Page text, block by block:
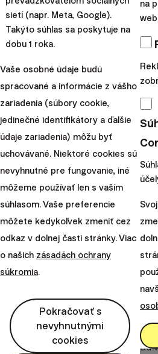
si pri padajúcich trhoch znížiť,
poklese burzy o 20% iba 75%
poklese o viac ako 30% by ste
mesačná renta 400 eur,
trhoch iba 300 eur, resp. 200 eur.
Pokiaľ si nemusíte pri poklesoch
budete pri viac ako 20% poklese
pôvodnej renty a pri poklese nad
Investičný plán
výbery aj vývoj
Po vyplnení dotazníka vám
investičného plánu. Aj tento krok
Nebudeme vám zobrazovať
daná. Zobrazujeme však výšku
celkového výberu. Posúvaním
výšku mesačnej renty v čase. Tá
priemernej inflácie 2%.
sietí (napr. Meta, Google).
Takýto súhlas sa poskytuje na
dobu 1 roka.
Vaše osobné údaje budú
spracované a informácie z vášho
zariadenia (súbory cookie,
jedinečné identifikátory a ďalšie
údaje zariadenia) môžu byť
uchovávané. Niektoré cookies sú
nevyhnutné pre fungovanie, iné
môžeme používať len s vaším
súhlasom. Vaše preferencie
môžete kedykoľvek zmeniť cez
odkaz v dolnej časti stránky. Viac
o našich zásadách ochrany
súkromia.
Pokračovať s
nevyhnutnými
cookies
na